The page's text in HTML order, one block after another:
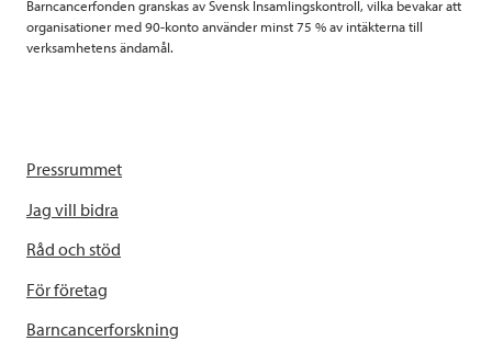
Barncancerfonden granskas av Svensk Insamlingskontroll, vilka bevakar att
organisationer med 90-konto använder minst 75 % av intäkterna till
verksamhetens ändamål.
Pressrummet
Jag vill bidra
Råd och stöd
För företag
Barncancerforskning